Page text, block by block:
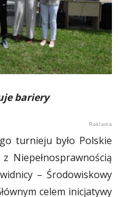
bariery
turnieju było Polskie
Niepełnosprawnością
– Środowiskowy
celem inicjatywy